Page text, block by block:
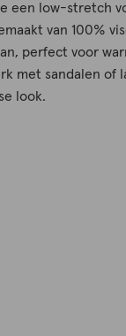
een low-stretch
van 100%
perfect voor
met sandalen of
look.